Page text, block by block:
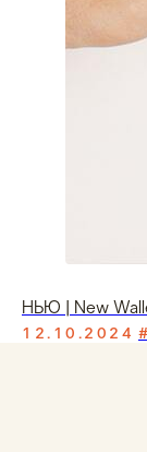
НЬЮ | New
12.10.2024